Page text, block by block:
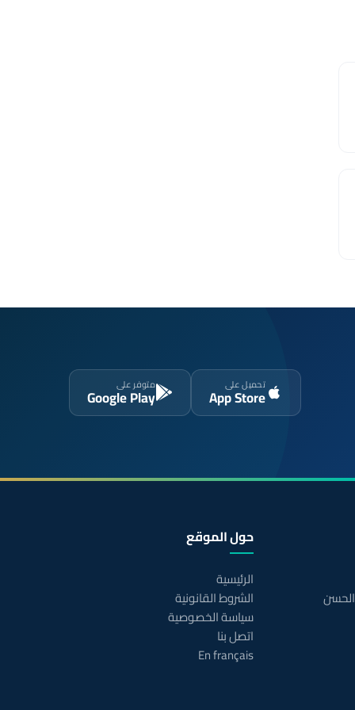
تحميل على
App Store
متوفر على
Google Play
حول الموقع
الرئيسية
الشروط القانونية
سياسة الخصوصية
اتصل بنا
En français